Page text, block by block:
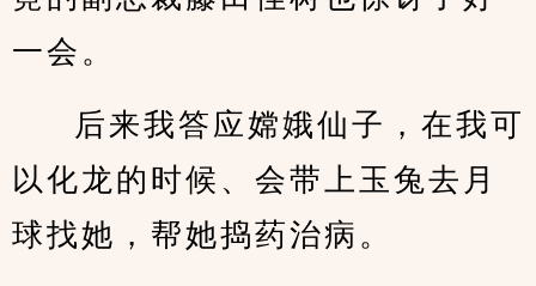
一会。
后来我答应嫦娥仙子，在我可
以化龙的时候、会带上玉兔去月
球找她，帮她捣药治病。